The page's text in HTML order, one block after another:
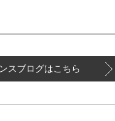
スブログはこちら